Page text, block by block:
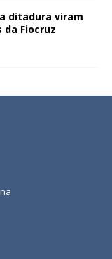
ditadura viram
Fiocruz